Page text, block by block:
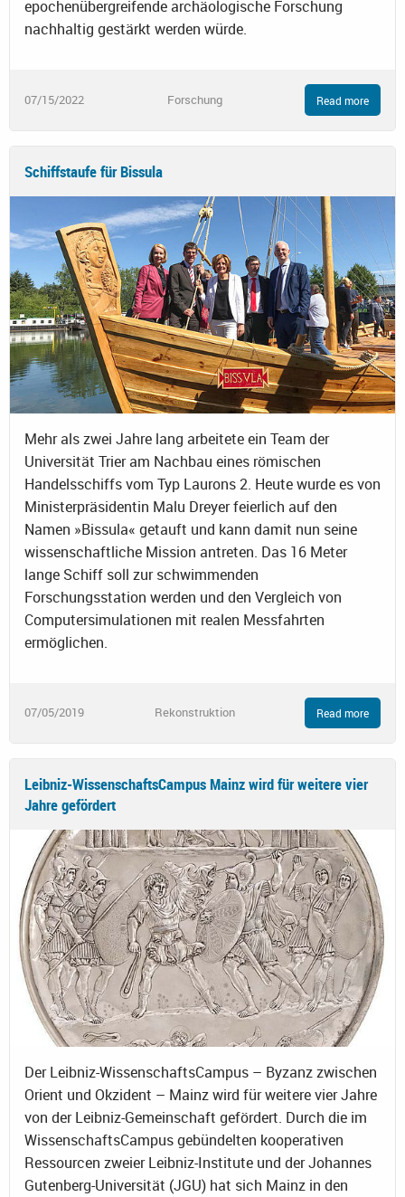
epochenübergreifende archäologische Forschung
nachhaltig gestärkt werden würde.
07/15/2022 Forschung Read more
Schiffstaufe für Bissula
Mehr als zwei Jahre lang arbeitete ein Team der
Universität Trier am Nachbau eines römischen
Handelsschiffs vom Typ Laurons 2. Heute wurde es von
Ministerpräsidentin Malu Dreyer feierlich auf den
Namen »Bissula« getauft und kann damit nun seine
wissenschaftliche Mission antreten. Das 16 Meter
lange Schiff soll zur schwimmenden
Forschungsstation werden und den Vergleich von
Computersimulationen mit realen Messfahrten
ermöglichen.
07/05/2019 Rekonstruktion Read more
Leibniz-WissenschaftsCampus Mainz wird für weitere vier
Jahre gefördert
Der Leibniz-WissenschaftsCampus – Byzanz zwischen
Orient und Okzident – Mainz wird für weitere vier Jahre
von der Leibniz-Gemeinschaft gefördert. Durch die im
WissenschaftsCampus gebündelten kooperativen
Ressourcen zweier Leibniz-Institute und der Johannes
Gutenberg-Universität (JGU) hat sich Mainz in den